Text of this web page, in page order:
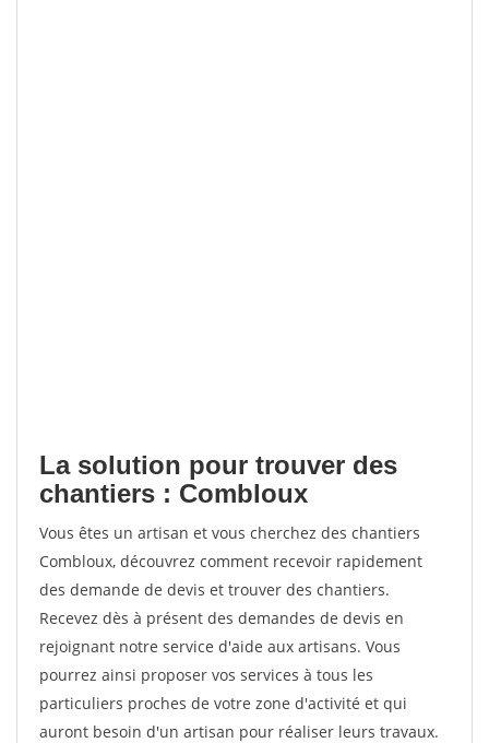
La solution pour trouver des
chantiers : Combloux
Vous êtes un artisan et vous cherchez des chantiers
Combloux, découvrez comment recevoir rapidement
des demande de devis et trouver des chantiers.
Recevez dès à présent des demandes de devis en
rejoignant notre service d'aide aux artisans. Vous
pourrez ainsi proposer vos services à tous les
particuliers proches de votre zone d'activité et qui
auront besoin d'un artisan pour réaliser leurs travaux.